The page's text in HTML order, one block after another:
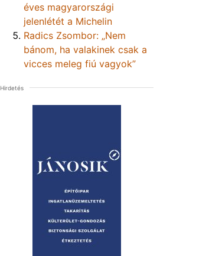
éves magyarországi
jelenlétét a Michelin
Radics Zsombor: „Nem
bánom, ha valakinek csak a
vicces meleg fiú vagyok”
Hirdetés